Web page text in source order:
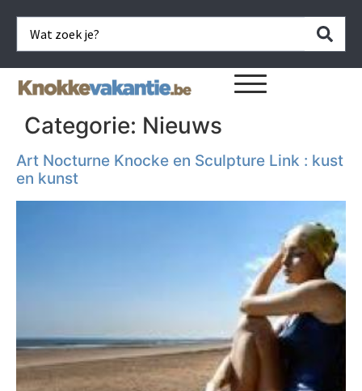
Categorie: Nieuws
Art Nocturne Knocke en Sculpture Link : kust
en kunst